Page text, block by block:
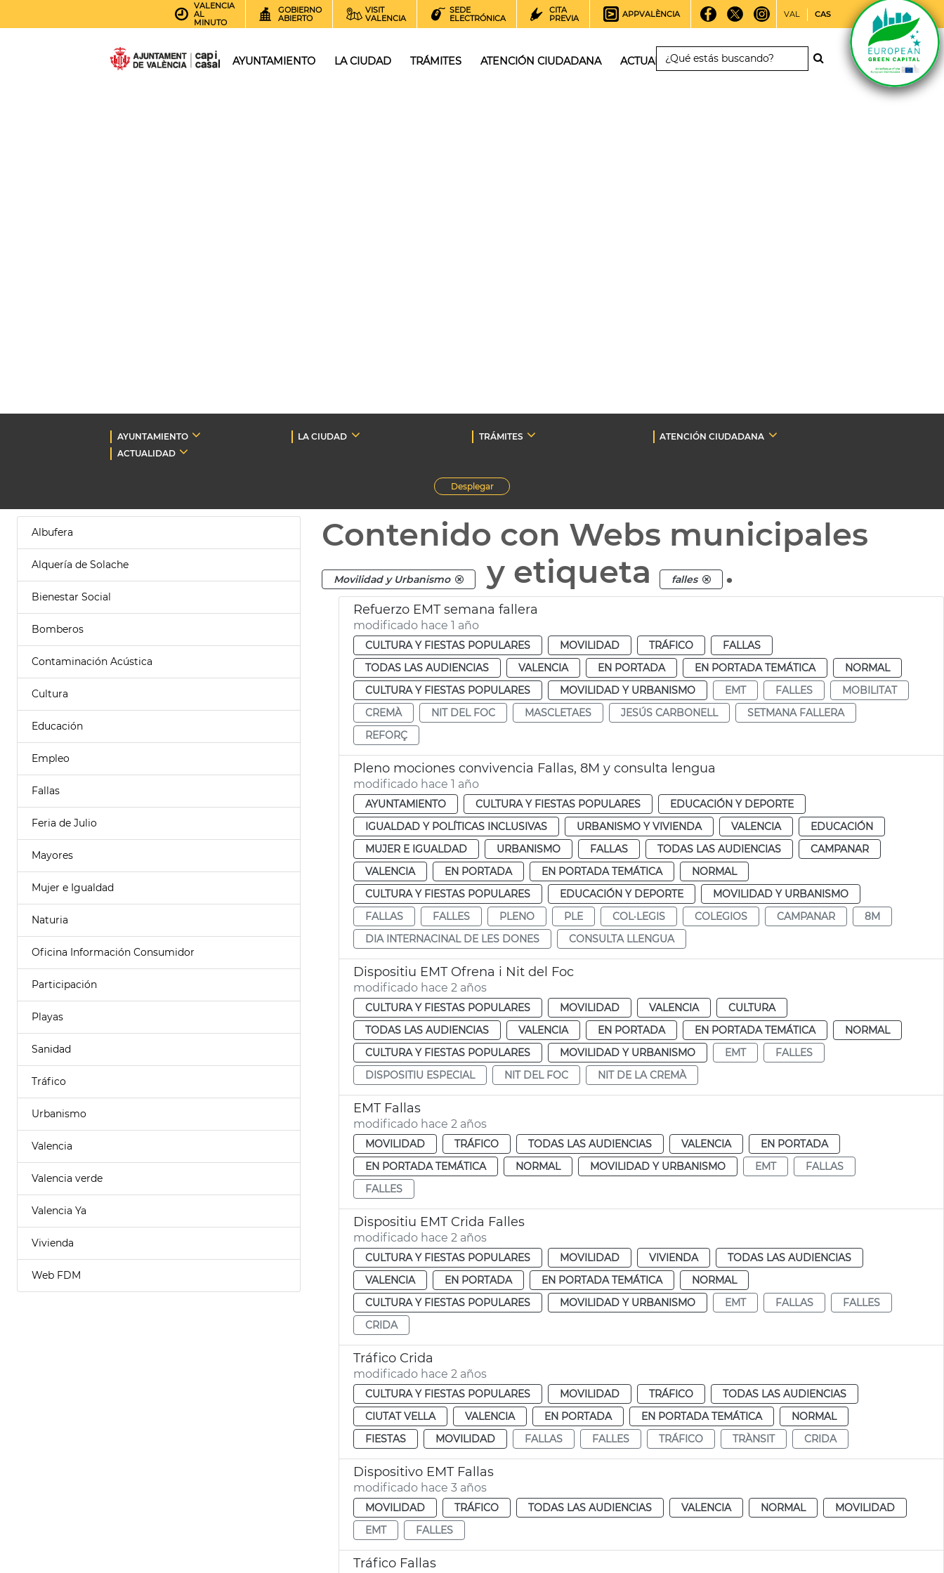
VALENCIA
AL
MINUTO
GOBIERNO
ABIERTO
VISIT
VALENCIA
SEDE
ELECTRÓNICA
CITA
PREVIA
APPVALÈNCIA VAL CAS
AYUNTAMIENTO LA CIUDAD TRÁMITES ATENCIÓN CIUDADANA ACTUALIDAD
AYUNTAMIENTO LA CIUDAD TRÁMITES
ATENCIÓN CIUDADANA
ACTUALIDAD
Desplegar
Albufera
Alquería de Solache
Bienestar Social
Bomberos
Contaminación Acústica
Cultura
Educación
Empleo
Fallas
Feria de Julio
Mayores
Mujer e Igualdad
Naturia
Oficina Información Consumidor
Participación
Playas
Sanidad
Tráfico
Urbanismo
Valencia
Valencia verde
Valencia Ya
Vivienda
Web FDM
Contenido con Webs municipales
Movilidad y Urbanismo y etiqueta falles .
Refuerzo EMT semana fallera
modificado hace 1 año
CULTURA Y FIESTAS POPULARES MOVILIDAD TRÁFICO
FALLAS
TODAS LAS AUDIENCIAS
VALENCIA EN PORTADA EN PORTADA TEMÁTICA
NORMAL
CULTURA Y FIESTAS POPULARES
MOVILIDAD Y URBANISMO EMT FALLES
MOBILITAT
CREMÀ
NIT DEL FOC MASCLETAES JESÚS CARBONELL
SETMANA FALLERA
REFORÇ
Pleno mociones convivencia Fallas, 8M y consulta lengua
modificado hace 1 año
AYUNTAMIENTO CULTURA Y FIESTAS POPULARES
EDUCACIÓN Y DEPORTE
IGUALDAD Y POLÍTICAS INCLUSIVAS
URBANISMO Y VIVIENDA VALENCIA
EDUCACIÓN
MUJER E IGUALDAD
URBANISMO FALLAS TODAS LAS AUDIENCIAS
CAMPANAR
VALENCIA
EN PORTADA EN PORTADA TEMÁTICA
NORMAL
CULTURA Y FIESTAS POPULARES
EDUCACIÓN Y DEPORTE
MOVILIDAD Y URBANISMO
FALLAS
FALLES PLENO PLE COL·LEGIS COLEGIOS CAMPANAR
8M
DIA INTERNACINAL DE LES DONES
CONSULTA LLENGUA
Dispositiu EMT Ofrena i Nit del Foc
modificado hace 2 años
CULTURA Y FIESTAS POPULARES MOVILIDAD VALENCIA
CULTURA
TODAS LAS AUDIENCIAS
VALENCIA EN PORTADA EN PORTADA TEMÁTICA
NORMAL
CULTURA Y FIESTAS POPULARES
MOVILIDAD Y URBANISMO EMT
FALLES
DISPOSITIU ESPECIAL
NIT DEL FOC NIT DE LA CREMÀ
EMT Fallas
modificado hace 2 años
MOVILIDAD TRÁFICO TODAS LAS AUDIENCIAS VALENCIA
EN PORTADA
EN PORTADA TEMÁTICA
NORMAL MOVILIDAD Y URBANISMO EMT
FALLAS
FALLES
Dispositiu EMT Crida Falles
modificado hace 2 años
CULTURA Y FIESTAS POPULARES MOVILIDAD VIVIENDA
TODAS LAS AUDIENCIAS
VALENCIA
EN PORTADA EN PORTADA TEMÁTICA
NORMAL
CULTURA Y FIESTAS POPULARES
MOVILIDAD Y URBANISMO EMT FALLAS
FALLES
CRIDA
Tráfico Crida
modificado hace 2 años
CULTURA Y FIESTAS POPULARES MOVILIDAD TRÁFICO
TODAS LAS AUDIENCIAS
CIUTAT VELLA
VALENCIA EN PORTADA EN PORTADA TEMÁTICA
NORMAL
FIESTAS
MOVILIDAD FALLAS FALLES TRÁFICO TRÀNSIT CRIDA
Dispositivo EMT Fallas
modificado hace 3 años
MOVILIDAD TRÁFICO TODAS LAS AUDIENCIAS VALENCIA NORMAL
MOVILIDAD
EMT
FALLES
Tráfico Fallas